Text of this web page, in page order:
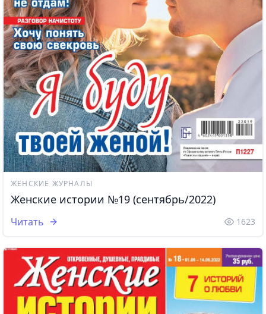
ЖЕНСКИЕ ЖУРНАЛЫ
Женские истории №19 (сентябрь/2022)
Читать 1623